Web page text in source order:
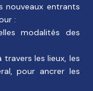
nouveaux entrants
:
modalités des
les lieux, les
pour ancrer les